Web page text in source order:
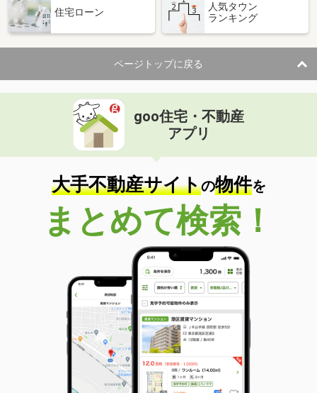
住宅ローン
人気タウン
ランキング
ページトップに戻る
goo住宅・不動産
アプリ
大手不動産サイトの物件を
まとめて検索！